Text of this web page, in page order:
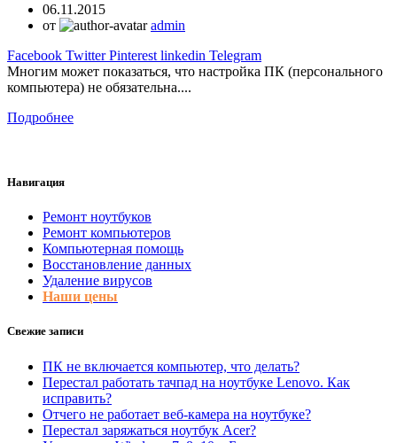
06.11.2015
от
admin
Facebook Twitter Pinterest linkedin Telegram
Многим может показаться, что настройка ПК (персонального
компьютера) не обязательна....
Подробнее
Навигация
Ремонт ноутбуков
Ремонт компьютеров
Компьютерная помощь
Восстановление данных
Удаление вирусов
Наши цены
Свежие записи
ПК не включается компьютер, что делать?
Перестал работать тачпад на ноутбуке Lenovo. Как
исправить?
Отчего не работает веб-камера на ноутбуке?
Перестал заряжаться ноутбук Acer?